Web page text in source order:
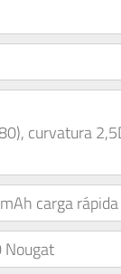
curvatura
carga rápida
Nougat